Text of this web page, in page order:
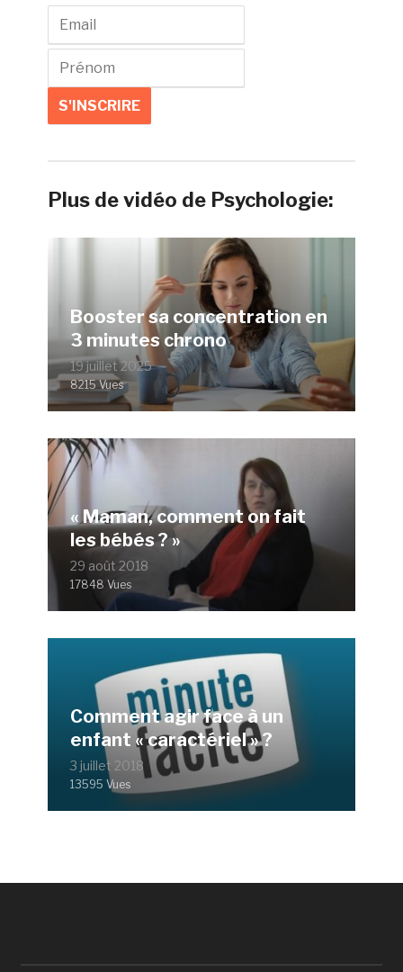
Plus de vidéo de Psychologie:
Booster sa concentration en
3 minutes chrono
19 juillet 2025
8215 Vues
« Maman, comment on fait
les bébés ? »
29 août 2018
17848 Vues
Comment agir face à un
enfant « caractériel » ?
3 juillet 2018
13595 Vues